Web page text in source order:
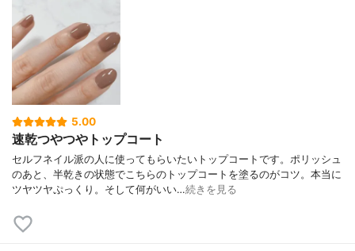
5.00
速乾つやつやトップコート
セルフネイル派の人に使ってもらいたいトップコートです。ポリッシュ
のあと、半乾きの状態でこちらのトップコートを塗るのがコツ。本当に
ツヤツヤぷっくり。そして何がいい…続きを見る